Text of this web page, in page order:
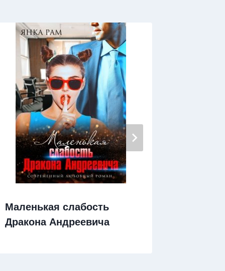
Маленькая слабость
Дракона Андреевича